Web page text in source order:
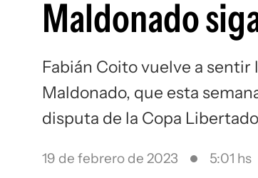
Maldonado
Fabián Coito vuelve a
Maldonado, que esta
disputa de la Copa
19 de febrero de 2023 5:01 hs